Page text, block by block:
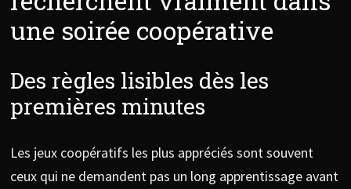
une soirée coopérative
Des règles lisibles dès les
premières minutes
Les jeux coopératifs les plus appréciés sont souvent
ceux qui ne demandent pas un long apprentissage avant